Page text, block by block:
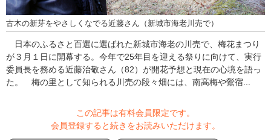
古木の新芽をやさしくなでる近藤さん（新城市海老川売で）
日本のふるさと百選に選ばれた新城市海老の川売で、梅花まつり
が３月１日に開幕する。今年で25年目を迎える祭りに向けて、実行
委員長を務める近藤治敬さん（82）が開花予想と現在の心境を語っ
た。 梅の里として知られる川売の段々畑には、南高梅や鶯宿...
この記事は有料会員限定です。
会員登録すると続きをお読みいただけます。